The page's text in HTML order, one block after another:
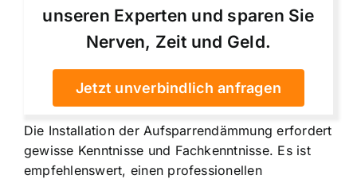
unseren Experten und sparen Sie
Nerven, Zeit und Geld.
Jetzt unverbindlich anfragen
Die Installation der Aufsparrendämmung erfordert
gewisse Kenntnisse und Fachkenntnisse. Es ist
empfehlenswert, einen professionellen